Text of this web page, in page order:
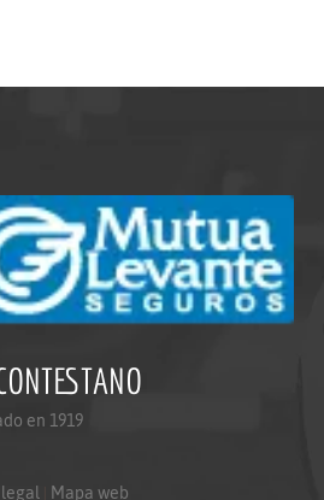
en 1919
Mapa web